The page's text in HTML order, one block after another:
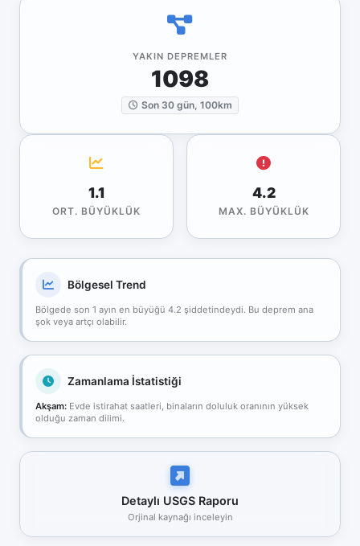
YAKIN DEPREMLER
1098
Son 30 gün, 100km
1.1
ORT. BÜYÜKLÜK
4.2
MAX. BÜYÜKLÜK
Bölgesel Trend
Bölgede son 1 ayın en büyüğü 4.2 şiddetindeydi. Bu deprem ana
şok veya artçı olabilir.
Zamanlama İstatistiği
Akşam: Evde istirahat saatleri, binaların doluluk oranının yüksek
olduğu zaman dilimi.
Detaylı USGS Raporu
Orjinal kaynağı inceleyin